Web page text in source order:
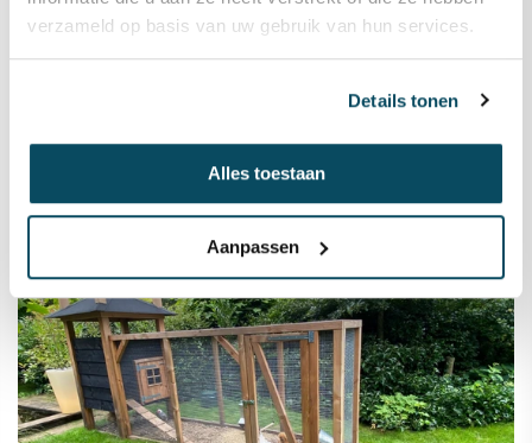
verzameld op basis van uw gebruik van hun services.
Details tonen
Alles toestaan
Aanpassen
Gemonteerd geleverd
Onze Tom en Fem komen zowat compleet gemonteerd bij
een paar schroeven vast te zetten. En bestel je ook een
ren dan zet je die panelen ook heel eenvoudig met een
er natuurlijk bij. Een kind kan de was doen.